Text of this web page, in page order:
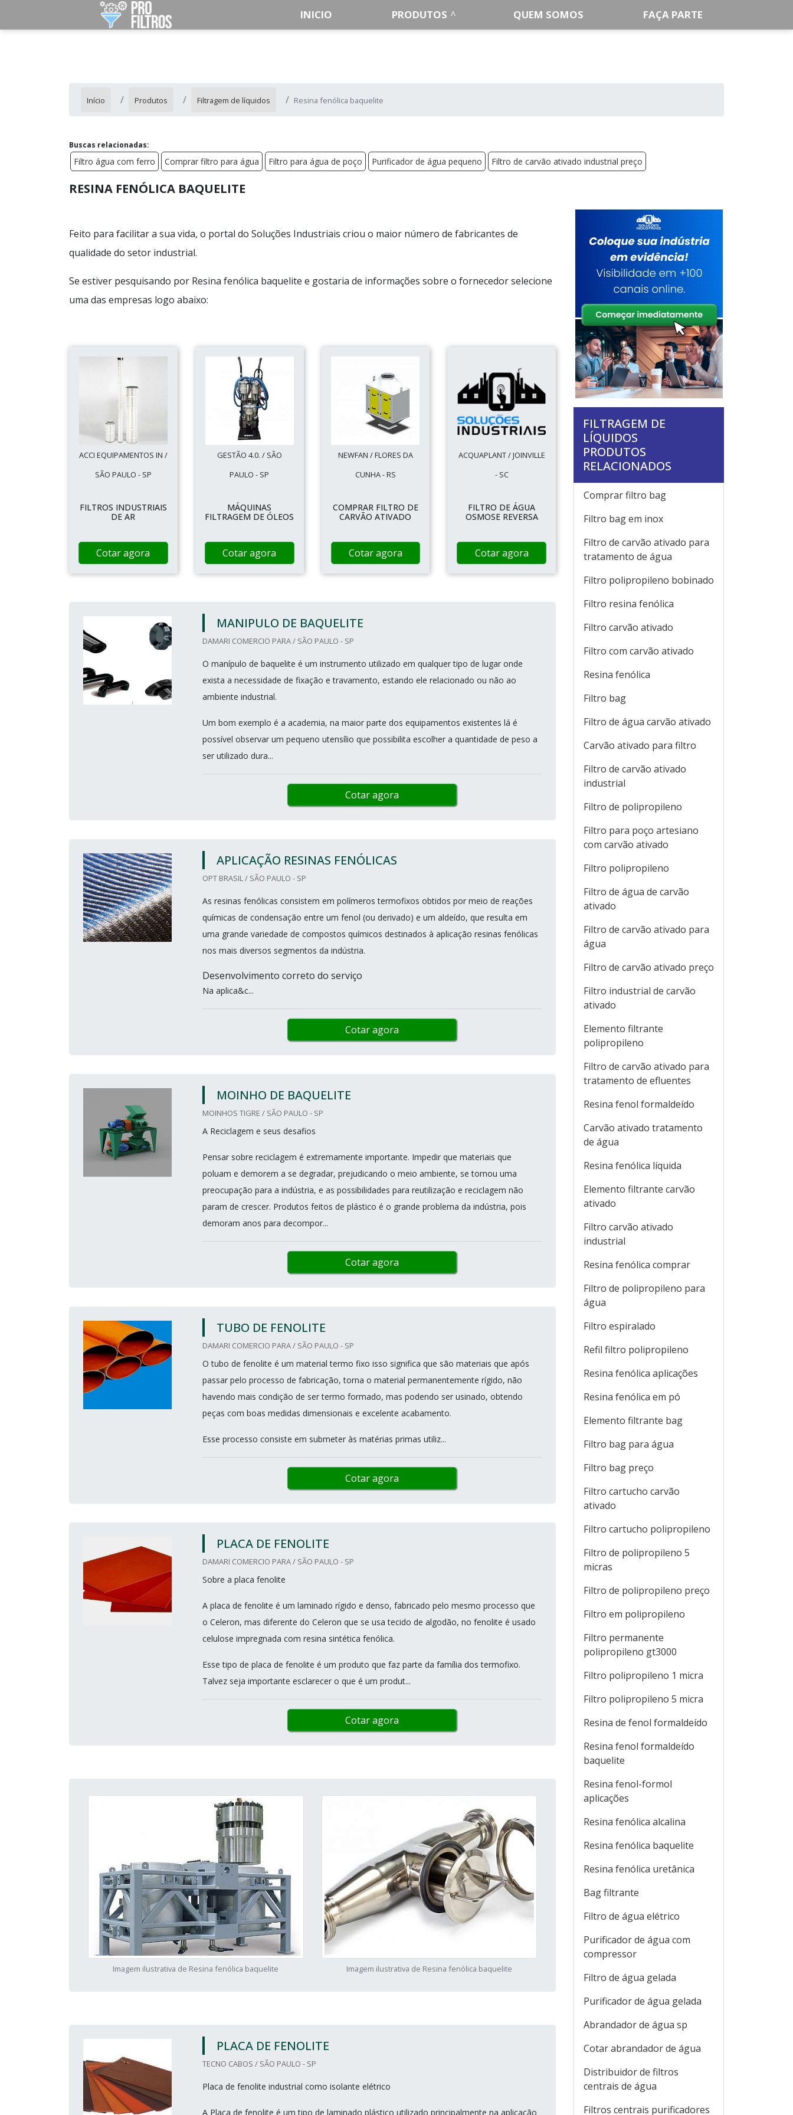
INICIO PRODUTOS QUEM SOMOS FAÇA PARTE
Início Produtos Filtragem de líquidos Resina fenólica baquelite
Buscas relacionadas:
Filtro água com ferro Comprar filtro para água Filtro para água de poço Purificador de água pequeno Filtro de carvão ativado industrial preço
RESINA FENÓLICA BAQUELITE
Feito para facilitar a sua vida, o portal do Soluções Industriais criou o maior número de fabricantes de
qualidade do setor industrial.
Se estiver pesquisando por Resina fenólica baquelite e gostaria de informações sobre o fornecedor selecione
uma das empresas logo abaixo:
ACCI EQUIPAMENTOS IN /
SÃO PAULO - SP
FILTROS INDUSTRIAIS
DE AR
Cotar agora
GESTÃO 4.0. / SÃO
PAULO - SP
MÁQUINAS
FILTRAGEM DE ÓLEOS
Cotar agora
NEWFAN / FLORES DA
CUNHA - RS
COMPRAR FILTRO DE
CARVÃO ATIVADO
Cotar agora
ACQUAPLANT / JOINVILLE
- SC
FILTRO DE ÁGUA
OSMOSE REVERSA
Cotar agora
MANIPULO DE BAQUELITE
DAMARI COMERCIO PARA / SÃO PAULO - SP
O manípulo de baquelite é um instrumento utilizado em qualquer tipo de lugar onde
exista a necessidade de fixação e travamento, estando ele relacionado ou não ao
ambiente industrial.
Um bom exemplo é a academia, na maior parte dos equipamentos existentes lá é
possível observar um pequeno utensílio que possibilita escolher a quantidade de peso a
ser utilizado dura...
Cotar agora
APLICAÇÃO RESINAS FENÓLICAS
OPT BRASIL / SÃO PAULO - SP
As resinas fenólicas consistem em polímeros termofixos obtidos por meio de reações
químicas de condensação entre um fenol (ou derivado) e um aldeído, que resulta em
uma grande variedade de compostos químicos destinados à aplicação resinas fenólicas
nos mais diversos segmentos da indústria.
Desenvolvimento correto do serviço
Na aplica&c...
Cotar agora
MOINHO DE BAQUELITE
MOINHOS TIGRE / SÃO PAULO - SP
A Reciclagem e seus desafios
Pensar sobre reciclagem é extremamente importante. Impedir que materiais que
poluam e demorem a se degradar, prejudicando o meio ambiente, se tornou uma
preocupação para a indústria, e as possibilidades para reutilização e reciclagem não
param de crescer. Produtos feitos de plástico é o grande problema da indústria, pois
demoram anos para decompor...
Cotar agora
TUBO DE FENOLITE
DAMARI COMERCIO PARA / SÃO PAULO - SP
O tubo de fenolite é um material termo fixo isso significa que são materiais que após
passar pelo processo de fabricação, torna o material permanentemente rígido, não
havendo mais condição de ser termo formado, mas podendo ser usinado, obtendo
peças com boas medidas dimensionais e excelente acabamento.
Esse processo consiste em submeter às matérias primas utiliz...
Cotar agora
PLACA DE FENOLITE
DAMARI COMERCIO PARA / SÃO PAULO - SP
Sobre a placa fenolite
A placa de fenolite é um laminado rígido e denso, fabricado pelo mesmo processo que
o Celeron, mas diferente do Celeron que se usa tecido de algodão, no fenolite é usado
celulose impregnada com resina sintética fenólica.
Esse tipo de placa de fenolite é um produto que faz parte da família dos termofixo.
Talvez seja importante esclarecer o que é um produt...
Cotar agora
Imagem ilustrativa de Resina fenólica baquelite Imagem ilustrativa de Resina fenólica baquelite
PLACA DE FENOLITE
TECNO CABOS / SÃO PAULO - SP
Placa de fenolite industrial como isolante elétrico
A Placa de fenolite é um tipo de laminado plástico utilizado principalmente na aplicação
FILTRAGEM DE
LÍQUIDOS
PRODUTOS
RELACIONADOS
Comprar filtro bag
Filtro bag em inox
Filtro de carvão ativado para
tratamento de água
Filtro polipropileno bobinado
Filtro resina fenólica
Filtro carvão ativado
Filtro com carvão ativado
Resina fenólica
Filtro bag
Filtro de água carvão ativado
Carvão ativado para filtro
Filtro de carvão ativado
industrial
Filtro de polipropileno
Filtro para poço artesiano
com carvão ativado
Filtro polipropileno
Filtro de água de carvão
ativado
Filtro de carvão ativado para
água
Filtro de carvão ativado preço
Filtro industrial de carvão
ativado
Elemento filtrante
polipropileno
Filtro de carvão ativado para
tratamento de efluentes
Resina fenol formaldeído
Carvão ativado tratamento
de água
Resina fenólica líquida
Elemento filtrante carvão
ativado
Filtro carvão ativado
industrial
Resina fenólica comprar
Filtro de polipropileno para
água
Filtro espiralado
Refil filtro polipropileno
Resina fenólica aplicações
Resina fenólica em pó
Elemento filtrante bag
Filtro bag para água
Filtro bag preço
Filtro cartucho carvão
ativado
Filtro cartucho polipropileno
Filtro de polipropileno 5
micras
Filtro de polipropileno preço
Filtro em polipropileno
Filtro permanente
polipropileno gt3000
Filtro polipropileno 1 micra
Filtro polipropileno 5 micra
Resina de fenol formaldeído
Resina fenol formaldeído
baquelite
Resina fenol-formol
aplicações
Resina fenólica alcalina
Resina fenólica baquelite
Resina fenólica uretânica
Bag filtrante
Filtro de água elétrico
Purificador de água com
compressor
Filtro de água gelada
Purificador de água gelada
Abrandador de água sp
Cotar abrandador de água
Distribuidor de filtros
centrais de água
Filtros centrais purificadores